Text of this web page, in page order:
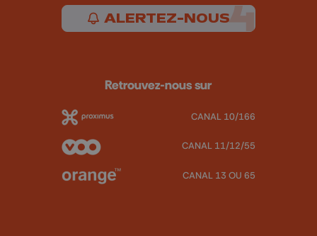
ALERTEZ-NOUS
Retrouvez-nous sur
CANAL 10/166
CANAL 11/12/55
CANAL 13 OU 65